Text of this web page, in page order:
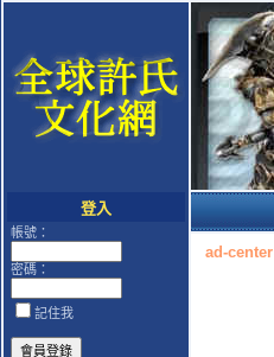
登入
帳號：
密碼：
記住我
ad-center